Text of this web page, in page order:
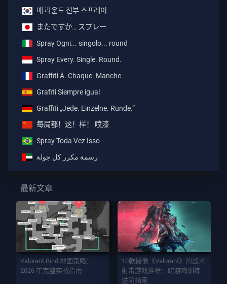
매 라운드 전부 스프레이
またですか… スプレー
Spray Ogni... singolo... round
Spray Every. Single. Round.
Graffiti À. Chaque. Manche.
Grafiti Siempre igual
Graffiti „Jede. Einzelne. Runde.“
每局都！这！样！ 喷漆
Spray Toda Vez Isso
رسمة مكرر كل جولة
最新文章
Valorant Bind 地图策略：
2026 年完整实战指南
10款最像《Valorant》的战术
射击游戏推荐：跨游戏训练
进阶指南